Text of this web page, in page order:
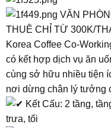
VĂN
THUÊ CHỈ TỪ 300K/
Korea Coffee Co-
có kết hợp dịch vụ ăn
cùng sở hữu nhiều tiện
nơi dừng chân lý tưởng
Kết Cấu: 2 tầng,
trưa, tối